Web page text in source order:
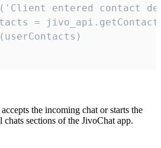
entered contact
=
the incoming chat or starts the
sections of the JivoChat app.